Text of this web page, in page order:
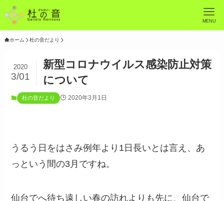
MENU
ホーム 杜の音だより
新型コロナウイルス感染防止対策
について
2020
3/01
杜の音だより 2020年3月1日
うるう日をはさみ例年より1日長いとは言え、あ
っという間の3月ですね。
仙台でへ待ち遠しい春の訪れよりも先に、仙台で